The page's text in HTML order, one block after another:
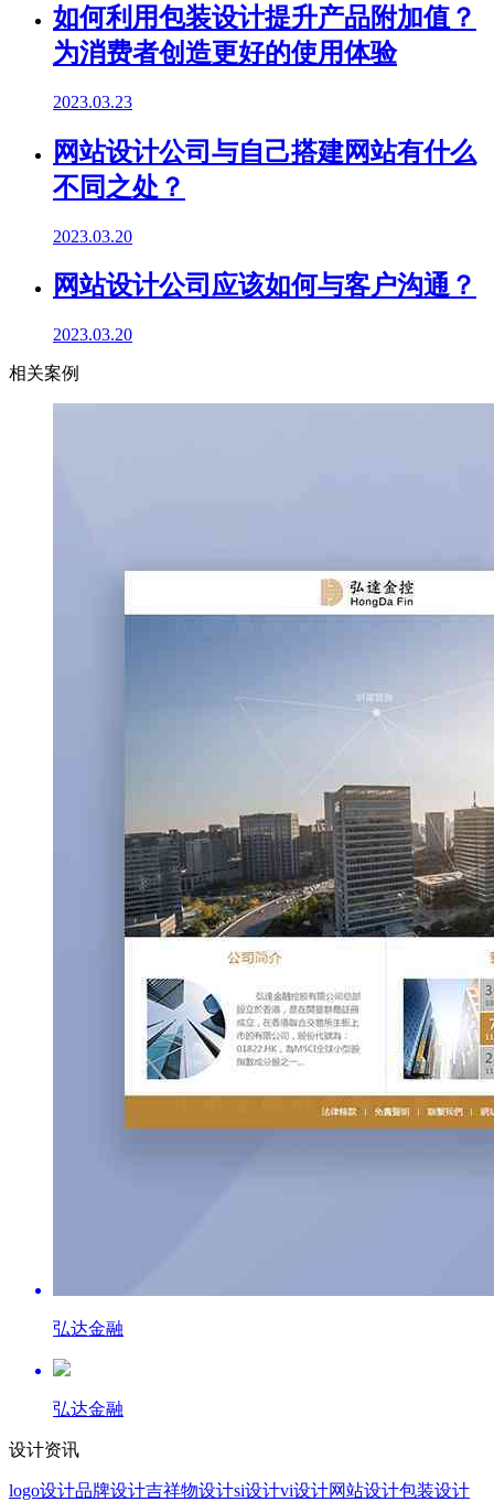
如何利用包装设计提升产品附加值？
为消费者创造更好的使用体验
2023.03.23
网站设计公司与自己搭建网站有什么
不同之处？
2023.03.20
网站设计公司应该如何与客户沟通？
2023.03.20
相关案例
弘达金融
弘达金融
设计资讯
logo设计品牌设计吉祥物设计si设计vi设计网站设计包装设计